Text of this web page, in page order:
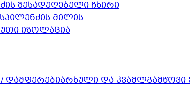
შესადუღებელი ჩხირი
მილის
იზოლაცია
არხული და